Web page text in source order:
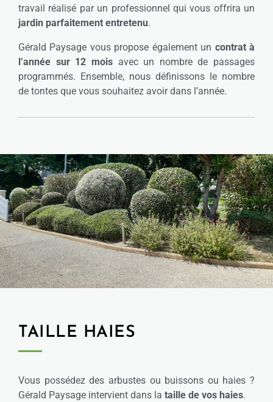
travail réalisé par un professionnel qui vous offrira un
jardin parfaitement entretenu.
Gérald Paysage vous propose également un contrat à
l’année sur 12 moisavec un nombre de passages
programmés. Ensemble, nous définissons le nombre
de tontes que vous souhaitez avoir dans l’année.
TAILLE HAIES
Vous possédez des arbustes ou buissons ou haies ?
Gérald Paysage intervient dans la taille de vos haies.